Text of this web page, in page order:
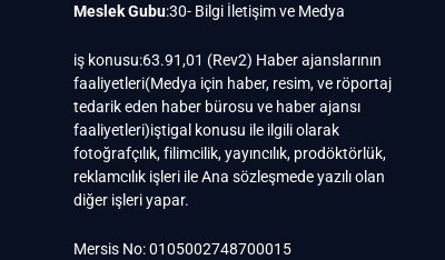
Meslek Gubu:30- Bilgi İletişim ve Medya
iş konusu:63.91,01 (Rev2) Haber ajanslarının
faaliyetleri(Medya için haber, resim, ve röportaj
tedarik eden haber bürosu ve haber ajansı
faaliyetleri)iştigal konusu ile ilgili olarak
fotoğrafçılık, filimcilik, yayıncılık, prodöktörlük,
reklamcılık işleri ile Ana sözleşmede yazılı olan
diğer işleri yapar.
Mersis No: 0105002748700015